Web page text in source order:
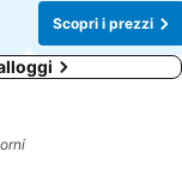
Scopri i prezzi